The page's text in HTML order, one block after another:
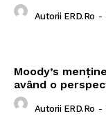
Autorii ERD.ro -
Moody’s
având o
Autorii ERD.ro -